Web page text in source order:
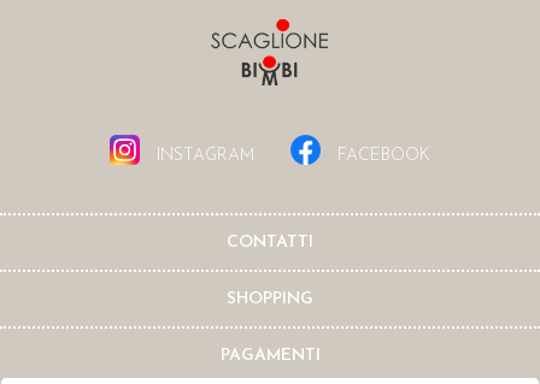
INSTAGRAM FACEBOOK
CONTATTI
SHOPPING
PAGAMENTI